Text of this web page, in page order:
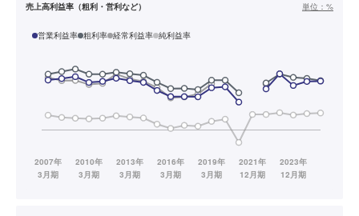
売上高利益率（粗利・営利など） 単位： %
営業利益率 粗利率 経常利益率 純利益率